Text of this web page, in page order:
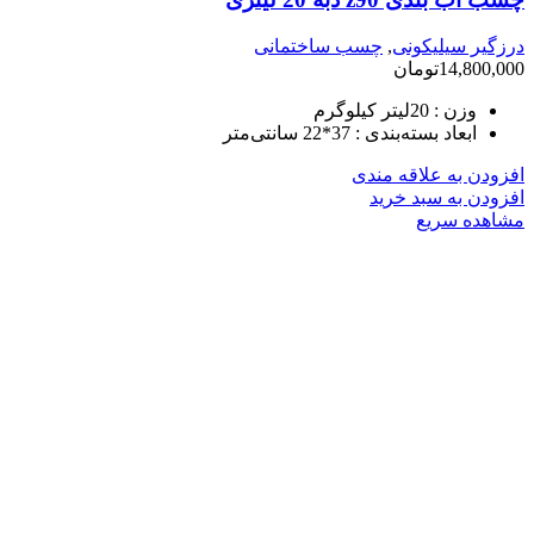
درزگیر سیلیکونی, چسب ساختمانی
14,800,000تومان
وزن : 20لیتر کیلوگرم
ابعاد بسته‌بندی : 37*22 سانتی‌متر
افزودن به علاقه مندی
افزودن به سبد خرید
مشاهده سریع